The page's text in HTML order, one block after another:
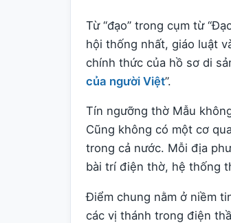
Từ “đạo” trong cụm từ
hội thống nhất, giáo luật
chính thức của hồ sơ di
của người Việt”.
Tín ngưỡng thờ Mẫu
Cũng không có một cơ
trong cả nước. Mỗi địa
bài trí điện thờ, hệ thống
Điểm chung nằm ở niềm
các vị thánh trong điện